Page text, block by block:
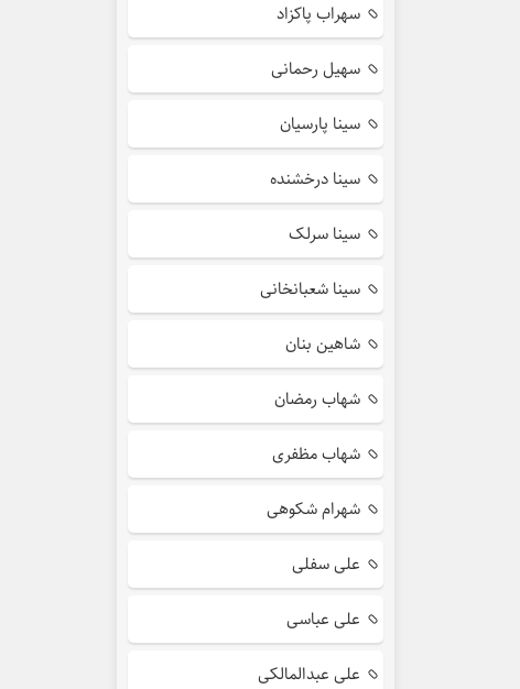
سهراب پاکزاد
سهیل رحمانی
سینا پارسیان
سینا درخشنده
سینا سرلک
سینا شعبانخانی
شاهین بنان
شهاب رمضان
شهاب مظفری
شهرام شکوهی
علی سفلی
علی عباسی
علی عبدالمالکی